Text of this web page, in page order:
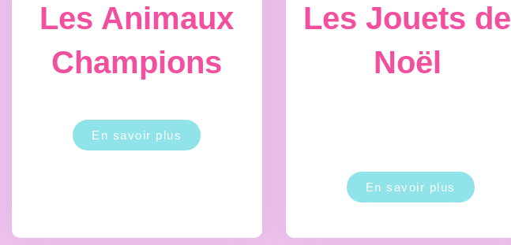
Les Animaux
Champions
En savoir plus
Les Jouets de
Noël
En savoir plus